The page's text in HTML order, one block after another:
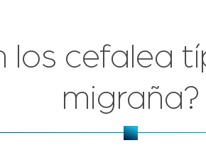
los cefalea
migraña?